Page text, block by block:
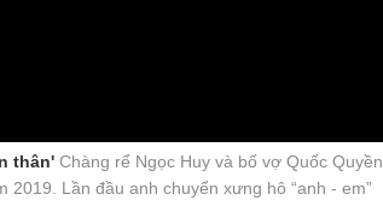
thân' Chàng rể Ngọc Huy và bố vợ Quốc Quyền
Lần đầu anh chuyển xưng hô “anh - em”